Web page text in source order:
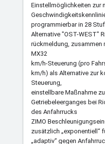
Einstellmöglichkeiten zur
programmierbar in 28
Alternative "OST-WEST"
rückmeldung, zusammen
MX32
km/h-Steuerung (pro
km/h) als Alternative zur
Steuerung,
einstellbare Maßnahme
Getriebeleerganges bei
des Anfahrrucks
ZIMO
zusätzlich „exponentiell“
„adaptiv“ gegen